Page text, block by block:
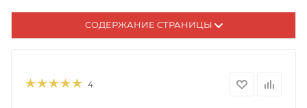
СОДЕРЖАНИЕ СТРАНИЦЫ
4